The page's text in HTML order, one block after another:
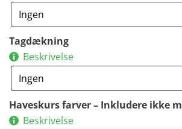
Tagdækning
Beskrivelse
Haveskurs farver – Inkludere ikke
Beskrivelse